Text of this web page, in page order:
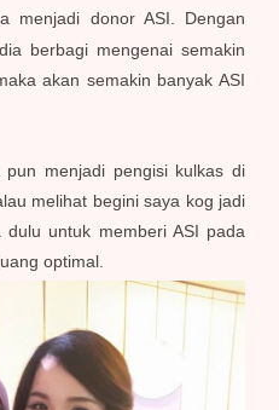
menjadi donor ASI. Dengan
dia berbagi mengenai semakin
akan semakin banyak ASI
menjadi pengisi kulkas di
melihat begini saya kog jadi
untuk memberi ASI pada
optimal.